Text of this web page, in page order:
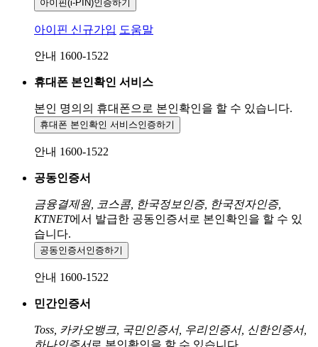
아이핀(i-PIN)인증하기
아이핀 신규가입 도움말
안내 1600-1522
휴대폰 본인확인 서비스
본인 명의의 휴대폰으로 본인확인을 할 수 있습니다.
휴대폰 본인확인 서비스인증하기
안내 1600-1522
공동인증서
금융결제원, 코스콤, 한국정보인증, 한국전자인증,
KTNET에서 발급한 공동인증서로 본인확인을 할 수 있
습니다.
공동인증서 인증하기
안내 1600-1522
민간인증서
Toss, 카카오뱅크, 국민인증서, 우리인증서, 신한인증서,